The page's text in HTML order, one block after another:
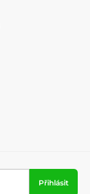
Přihlásit